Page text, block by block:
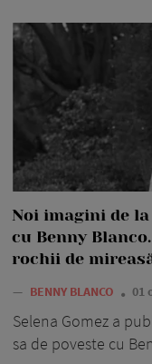
Noi imagini de
cu Benny
rochii de
— BENNY BLANCO 01
Selena Gomez a
sa de poveste cu